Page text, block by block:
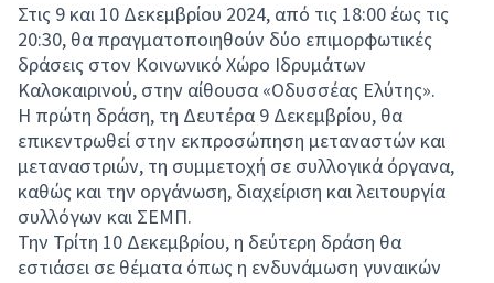
Στις 9 και 10 Δεκεμβρίου 2024, από τις 18:00 έως τις
20:30, θα πραγματοποιηθούν δύο επιμορφωτικές
δράσεις στον Κοινωνικό Χώρο Ιδρυμάτων
Καλοκαιρινού, στην αίθουσα «Οδυσσέας Ελύτης».
Η πρώτη δράση, τη Δευτέρα 9 Δεκεμβρίου, θα
επικεντρωθεί στην εκπροσώπηση μεταναστών και
μεταναστριών, τη συμμετοχή σε συλλογικά όργανα,
καθώς και την οργάνωση, διαχείριση και λειτουργία
συλλόγων και ΣΕΜΠ.
Την Τρίτη 10 Δεκεμβρίου, η δεύτερη δράση θα
εστιάσει σε θέματα όπως η ενδυνάμωση γυναικών